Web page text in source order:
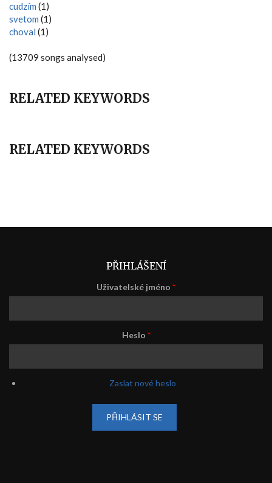
cudzím (1)
svetom (1)
choval (1)
(13709 songs analysed)
RELATED KEYWORDS
RELATED KEYWORDS
PŘIHLÁŠENÍ
Uživatelské jméno *
Heslo *
Zaslat nové heslo